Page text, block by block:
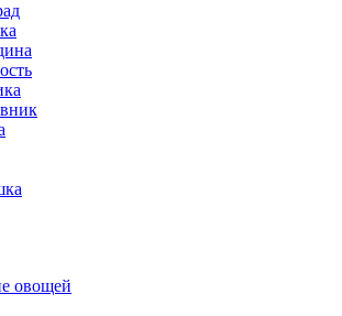
овощей